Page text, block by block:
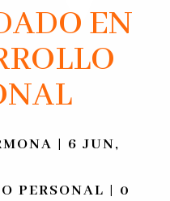
EN
| 6 JUN,
PERSONAL | 0